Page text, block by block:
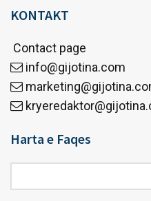
KONTAKT
Contact page
info@gijotina.com
Harta e Faqes
e